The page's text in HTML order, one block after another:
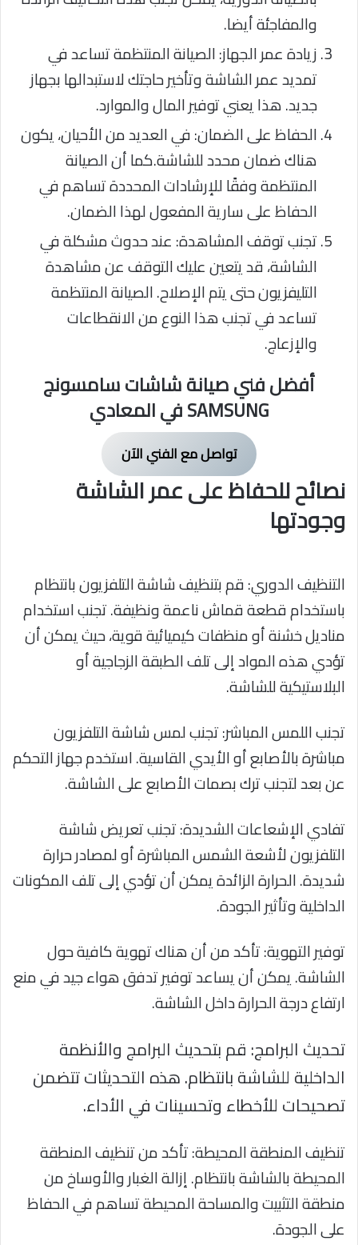
والمفاجئة أيضا.
زيادة عمر الجهاز: الصيانة المنتظمة تساعد في
تمديد عمر الشاشة وتأخير حاجتك لاستبدالها بجهاز
جديد. هذا يعني توفير المال والموارد.
الحفاظ على الضمان: في العديد من الأحيان، يكون
هناك ضمان محدد للشاشة.كما أن الصيانة
المنتظمة وفقًا للإرشادات المحددة تساهم في
الحفاظ على سارية المفعول لهذا الضمان.
تجنب توقف المشاهدة: عند حدوث مشكلة في
الشاشة، قد يتعين عليك التوقف عن مشاهدة
التليفزيون حتى يتم الإصلاح. الصيانة المنتظمة
تساعد في تجنب هذا النوع من الانقطاعات
والإزعاج.
أفضل فني صيانة شاشات سامسونج
SAMSUNG في المعادي
تواصل مع الفني الآن
نصائح للحفاظ على عمر الشاشة
وجودتها
التنظيف الدوري: قم بتنظيف شاشة التلفزيون بانتظام
باستخدام قطعة قماش ناعمة ونظيفة. تجنب استخدام
مناديل خشنة أو منظفات كيميائية قوية، حيث يمكن أن
تؤدي هذه المواد إلى تلف الطبقة الزجاجية أو
البلاستيكية للشاشة.
تجنب اللمس المباشر: تجنب لمس شاشة التلفزيون
مباشرة بالأصابع أو الأيدي القاسية. استخدم جهاز التحكم
عن بعد لتجنب ترك بصمات الأصابع على الشاشة.
تفادي الإشعاعات الشديدة: تجنب تعريض شاشة
التلفزيون لأشعة الشمس المباشرة أو لمصادر حرارة
شديدة. الحرارة الزائدة يمكن أن تؤدي إلى تلف المكونات
الداخلية وتأثير الجودة.
توفير التهوية: تأكد من أن هناك تهوية كافية حول
الشاشة. يمكن أن يساعد توفير تدفق هواء جيد في منع
ارتفاع درجة الحرارة داخل الشاشة.
تحديث البرامج: قم بتحديث البرامج والأنظمة
الداخلية للشاشة بانتظام. هذه التحديثات تتضمن
تصحيحات للأخطاء وتحسينات في الأداء.
تنظيف المنطقة المحيطة: تأكد من تنظيف المنطقة
المحيطة بالشاشة بانتظام. إزالة الغبار والأوساخ من
منطقة التثبيت والمساحة المحيطة تساهم في الحفاظ
على الجودة.